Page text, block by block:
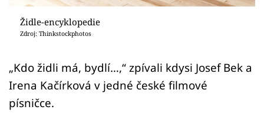
Přihlášení
Sledujte nás
Židle-encyklopedie
Zdroj: Thinkstockphotos
„Kdo židli má, bydlí…,“ zpívali kdysi Josef Bek a
Irena Kačírková v jedné české filmové
písničce.